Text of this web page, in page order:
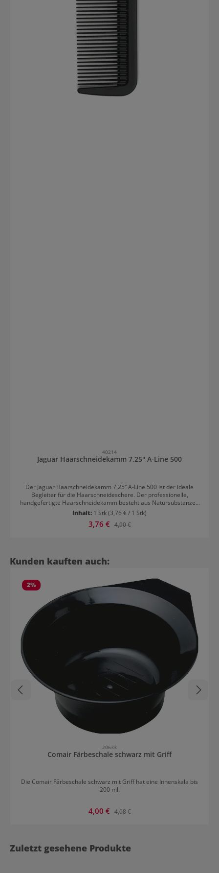
40214
Jaguar Haarschneidekamm 7,25" A-Line 500
Der Jaguar Haarschneidekamm 7,25‘‘ A-Line 500 ist der ideale
Begleiter für die Haarschneideschere. Der professionelle,
handgefertigte Haarschneidekamm besteht aus Natursubstanzen
und ist antistatisch. Hitze und Chemikalien in Haarpflegeprodukten
und Färbemitteln machen dem stabilen Kamm nichts aus. Beim
Kämmen lässt sich der Jaguar Haarschneidekamm 7,25‘‘ A-Line 500
A-Line 500 erscheint im eleganten, matten Schwarz.
Inhalt: 1 Stk(3,76 € / 1 Stk)
Verkaufspreis:
3,76 € Regulärer Preis:
4,90 €
Produktgalerie überspringen
Kunden kauften auch:
2%
20633
Comair Färbeschale schwarz mit Griff
Die Comair Färbeschale schwarz mit Griff hat eine Innenskala bis
200 ml.
Verkaufspreis:
4,00 € Regulärer Preis:
4,08 €
Zuletzt gesehene Produkte